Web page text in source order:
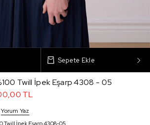
Twill İpek Eşarp 4308 - 05
TL
Yorum Yaz